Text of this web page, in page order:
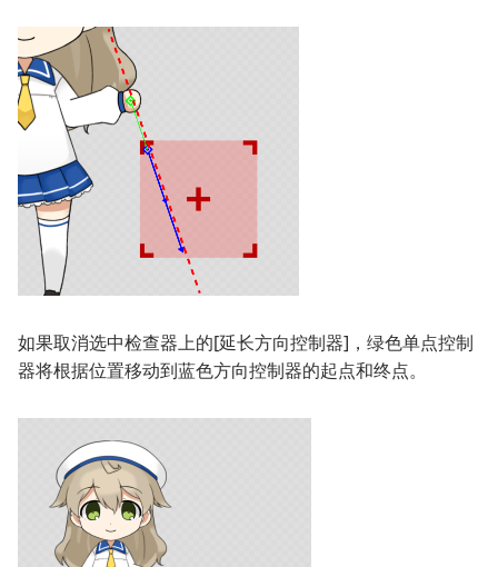
如果取消选中检查器上的[延长方向控制器]，绿色单点控制
器将根据位置移动到蓝色方向控制器的起点和终点。